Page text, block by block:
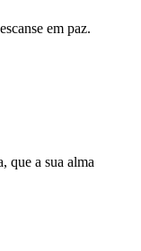
em paz.
que a sua alma